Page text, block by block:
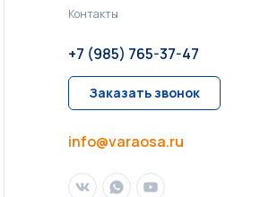
Контакты
info@varaosa.ru
+7 (985) 765-37-47
Заказать звонок